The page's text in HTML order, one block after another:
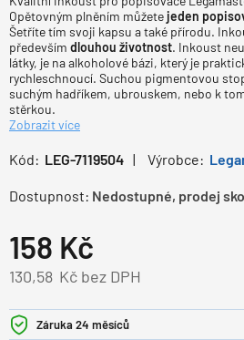
Opětovným plněním můžetejeden
Šetříte tím svoji kapsu a také přírodu.
především dlouhou životnost. Inkoust
látky, je na alkoholové bázi, který je
rychleschnoucí. Suchou pigmentovou
suchým hadříkem, ubrouskem, nebo k
stěrkou.
Zobrazit více
Kód: LEG-7119504 Výrobce:
Dostupnost: Nedostupné, prodej
158 Kč
Kč bez DPH
130,58
Záruka 24 měsíců